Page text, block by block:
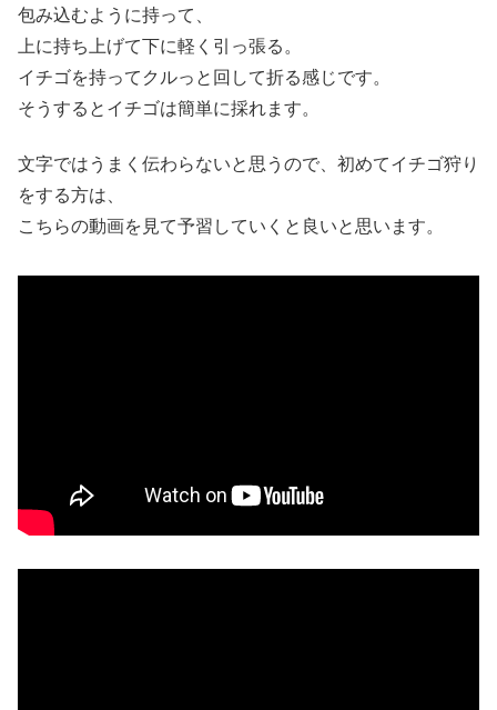
包み込むように持って、
上に持ち上げて下に軽く引っ張る。
イチゴを持ってクルっと回して折る感じです。
そうするとイチゴは簡単に採れます。
文字ではうまく伝わらないと思うので、初めてイチゴ狩り
をする方は、
こちらの動画を見て予習していくと良いと思います。